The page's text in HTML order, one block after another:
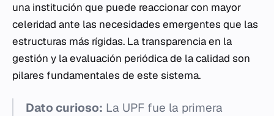
una institución que puede reaccionar con mayor
celeridad ante las necesidades emergentes que las
estructuras más rígidas. La transparencia en la
gestión y la evaluación periódica de la calidad son
pilares fundamentales de este sistema.
Dato curioso: La UPF fue la primera